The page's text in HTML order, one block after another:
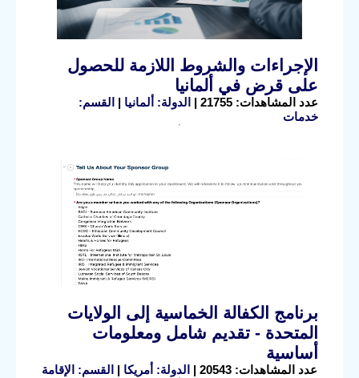
الإجراءات والشروط اللازمة للحصول
على قرض في ألمانيا
عدد المشاهدات: 21755 | الدولة: ألمانيا | القسم:
خدمات
برنامج الكفالة الخماسية إلى الولايات
المتحدة - تقديم شامل ومعلومات
أساسية
عدد المشاهدات: 20543 | الدولة: أمريكا | القسم: الإقامة